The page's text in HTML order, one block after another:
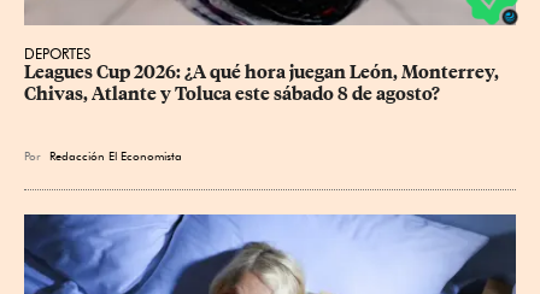
DEPORTES
Leagues Cup 2026: ¿A qué hora juegan León, Monterrey,
Chivas, Atlante y Toluca este sábado 8 de agosto?
Por Redacción El Economista